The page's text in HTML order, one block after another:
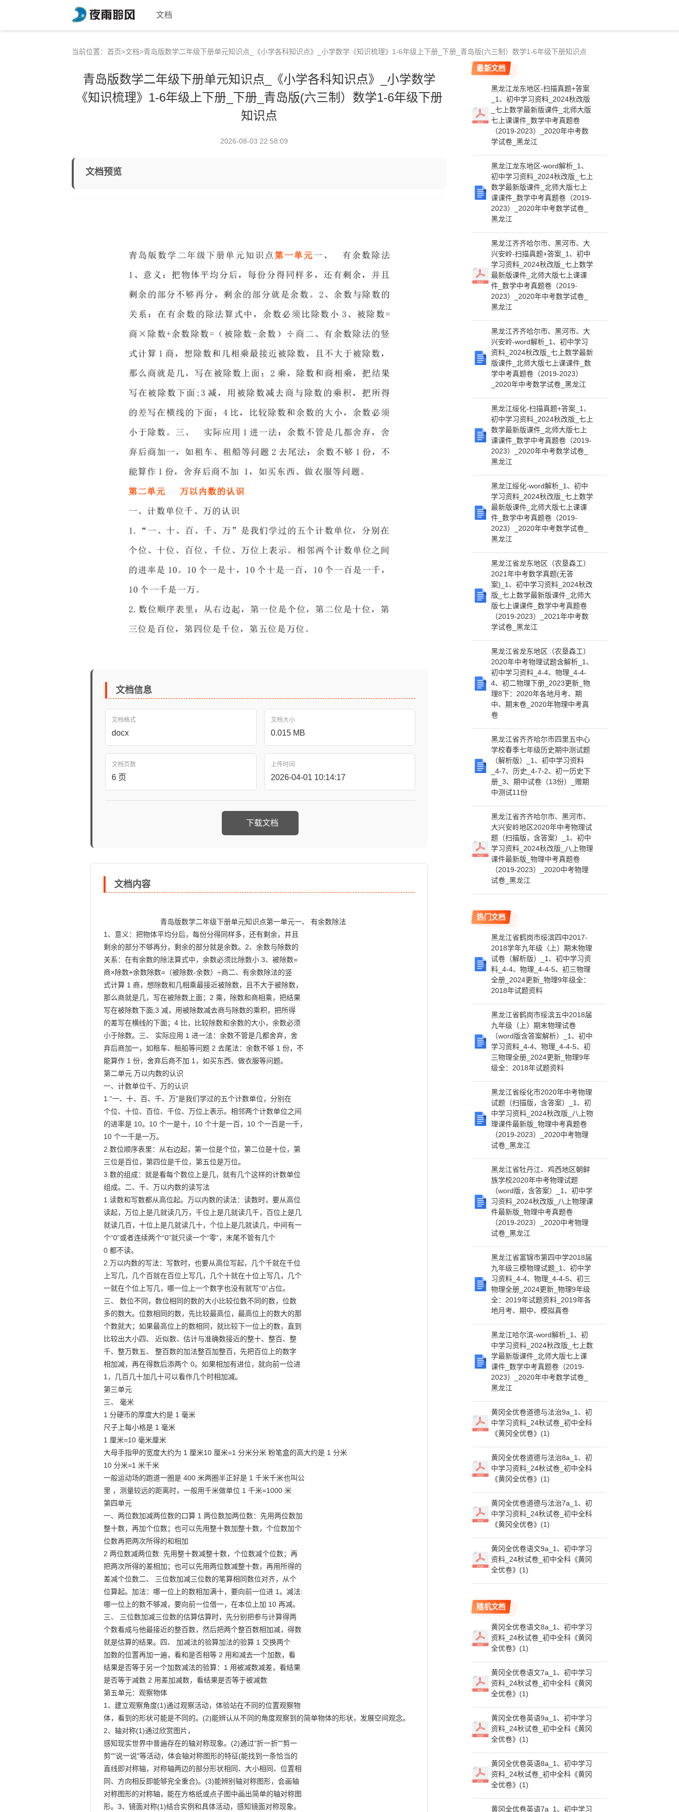
文档
当前位置： 首页>文档>青岛版数学二年级下册单元知识点_《小学各科知识点》_小学数学《知识梳理》1-6年级上下册_下册_青岛版(六三制）数学1-6年级下册知识点
青岛版数学二年级下册单元知识点_《小学各科知识点》_小学数学
《知识梳理》1-6年级上下册_下册_青岛版(六三制）数学1-6年级下册
知识点
2026-08-03 22:58:09
文档预览
文档信息
文档格式
docx
文档大小
0.015 MB
文档页数
6 页
上传时间
2026-04-01 10:14:17
下载文档
文档内容
                            青岛版数学二年级下册单元知识点第一单元一、 有余数除法
1、意义：把物体平均分后，每份分得同样多，还有剩余，并且
剩余的部分不够再分，剩余的部分就是余数。2、余数与除数的
关系：在有余数的除法算式中，余数必须比除数小 3、被除数=
商×除数+余数除数=（被除数-余数）÷商二、有余数除法的竖
式计算 1 商，想除数和几相乘最接近被除数，且不大于被除数，
那么商就是几，写在被除数上面；2 乘，除数和商相乘，把结果
写在被除数下面;3 减，用被除数减去商与除数的乘积，把所得
的差写在横线的下面；4 比，比较除数和余数的大小，余数必须
小于除数。三、 实际应用 1 进一法：余数不管是几都舍弃，舍
弃后商加一，如租车、租船等问题 2 去尾法：余数不够 1 份，不
能算作 1 份，舍弃后商不加 1，如买东西、做衣服等问题。
第二单元 万以内数的认识
一、计数单位千、万的认识
1.“一、十、百、千、万”是我们学过的五个计数单位，分别在
个位、十位、百位、千位、万位上表示。相邻两个计数单位之间
的进率是 10。10 个一是十，10 个十是一百，10 个一百是一千，
10 个一千是一万。
2.数位顺序表里：从右边起，第一位是个位，第二位是十位，第
三位是百位，第四位是千位，第五位是万位。
3.数的组成：就是看每个数位上是几，就有几个这样的计数单位
组成。二、千、万以内数的读写法
1.读数和写数都从高位起。万以内数的读法：读数时，要从高位
读起，万位上是几就读几万，千位上是几就读几千，百位上是几
就读几百，十位上是几就读几十，个位上是几就读几，中间有一
个“0”或者连续两个“0”就只读一个“零”，末尾不管有几个
0 都不读。
2.万以内数的写法：写数时，也要从高位写起，几个千就在千位
上写几，几个百就在百位上写几，几个十就在十位上写几，几个
一就在个位上写几，哪一位上一个数字也没有就写“0”占位。
三、 数位不同，数位相同的数的大小比较位数不同的数，位数
多的数大。位数相同的数，先比较最高位，最高位上的数大的那
个数就大；如果最高位上的数相同，就比较下一位上的数，直到
比较出大小四、 近似数、估计与准确数接近的整十、整百、整
千、整万数五、 整百数的加法整百加整百，先把百位上的数字
相加减，再在得数后添两个 0。如果相加有进位，就向前一位进
1，几百几十加几十可以看作几个时相加减。
第三单元
三、 毫米
1 分硬币的厚度大约是 1 毫米
尺子上每小格是 1 毫米
1 厘米=10 毫米厘米
大母手指甲的宽度大约为 1 厘米10 厘米=1 分米分米 粉笔盒的高大约是 1 分米
10 分米=1 米千米
一般运动场的跑道一圈是 400 米两圈半正好是 1 千米千米也叫公
里 ，测量较远的距离时，一般用千米做单位 1 千米=1000 米
第四单元
一、两位数加减两位数的口算 1 两位数加两位数：先用两位数加
整十数，再加个位数；也可以先用整十数加整十数，个位数加个
位数再把两次所得的和相加
2 两位数减两位数: 先用整十数减整十数，个位数减个位数；再
把两次所得的差相加；也可以先用两位数减整十数，再用所得的
差减个位数二、 三位数加减三位数的笔算相同数位对齐，从个
位算起。加法：哪一位上的数相加满十，要向前一位进 1。减法:
哪一位上的数不够减，要向前一位借一，在本位上加 10 再减。
三、 三位数加减三位数的估算估算时，先分别把参与计算得两
个数看成与他最接近的整百数，然后把两个整百数相加减，得数
就是估算的结果。四、 加减法的验算加法的验算 1 交换两个
加数的位置再加一遍，看和是否相等 2 用和减去一个加数，看
结果是否等于另一个加数减法的验算：1 用被减数减差，看结果
是否等于减数 2 用差加减数，看结果是否等于被减数
第五单元：观察物体
1、建立观察角度(1)通过观察活动，体验站在不同的位置观察物
体，看到的形状可能是不同的。(2)能辨认从不同的角度观察到的简单物体的形状，发展空间观念。
2、轴对称(1)通过欣赏图片，
感知现实世界中普遍存在的轴对称现象。(2)通过"折一折""剪一
剪""说一说"等活动，体会轴对称图形的特征(能找到一条恰当的
直线即对称轴，对称轴两边的部分形状相同、大小相同、位置相
同、方向相反即能够完全重合)。(3)能辨别轴对称图形，会画轴
对称图形的对称轴，能在方格纸或点子图中画出简单的轴对称图
形。3、镜面对称(1)结合实例和具体活动，感知镜面对称现象。
最新文档
黑龙江龙东地区-扫描真题+答案
_1、初中学习资料_2024秋改版
_七上数学最新版课件_北师大版
七上课课件_数学中考真题卷
（2019-2023）_2020年中考数
学试卷_黑龙江
黑龙江龙东地区-word解析_1、
初中学习资料_2024秋改版_七上
数学最新版课件_北师大版七上
课课件_数学中考真题卷（2019-
2023）_2020年中考数学试卷_
黑龙江
黑龙江齐齐哈尔市、黑河市、大
兴安岭-扫描真题+答案_1、初中
学习资料_2024秋改版_七上数学
最新版课件_北师大版七上课课
件_数学中考真题卷（2019-
2023）_2020年中考数学试卷_
黑龙江
黑龙江齐齐哈尔市、黑河市、大
兴安岭-word解析_1、初中学习
资料_2024秋改版_七上数学最新
版课件_北师大版七上课课件_数
学中考真题卷（2019-2023）
_2020年中考数学试卷_黑龙江
黑龙江绥化-扫描真题+答案_1、
初中学习资料_2024秋改版_七上
数学最新版课件_北师大版七上
课课件_数学中考真题卷（2019-
2023）_2020年中考数学试卷_
黑龙江
黑龙江绥化-word解析_1、初中
学习资料_2024秋改版_七上数学
最新版课件_北师大版七上课课
件_数学中考真题卷（2019-
2023）_2020年中考数学试卷_
黑龙江
黑龙江省龙东地区（农垦森工）
2021年中考数学真题(无答
案)_1、初中学习资料_2024秋改
版_七上数学最新版课件_北师大
版七上课课件_数学中考真题卷
（2019-2023）_2021年中考数
学试卷_黑龙江
黑龙江省龙东地区（农垦森工）
2020年中考物理试题含解析_1、
初中学习资料_4-4、物理_4-4-
4、初二物理下册_2023更新_物
理8下：2020年各地月考、期
中、期末卷_2020年物理中考真
卷
黑龙江省齐齐哈尔市四里五中心
学校春季七年级历史期中测试题
（解析版）_1、初中学习资料
_4-7、历史_4-7-2、初一历史下
册_3、期中试卷（13份）_赠期
中测试11份
黑龙江省齐齐哈尔市、黑河市、
大兴安岭地区2020年中考物理试
题（扫描版，含答案）_1、初中
学习资料_2024秋改版_八上物理
课件最新版_物理中考真题卷
（2019-2023）_2020中考物理
试卷_黑龙江
热门文档
黑龙江省鹤岗市绥滨四中2017-
2018学年九年级（上）期末物理
试卷（解析版）_1、初中学习资
料_4-4、物理_4-4-5、初三物理
全册_2024更新_物理9年级全：
2018年试题资料
黑龙江省鹤岗市绥滨五中2018届
九年级（上）期末物理试卷
（word版含答案解析）_1、初中
学习资料_4-4、物理_4-4-5、初
三物理全册_2024更新_物理9年
级全：2018年试题资料
黑龙江省绥化市2020年中考物理
试题（扫描版，含答案）_1、初
中学习资料_2024秋改版_八上物
理课件最新版_物理中考真题卷
（2019-2023）_2020中考物理
试卷_黑龙江
黑龙江省牡丹江、鸡西地区朝鲜
族学校2020年中考物理试题
（word版，含答案）_1、初中学
习资料_2024秋改版_八上物理课
件最新版_物理中考真题卷
（2019-2023）_2020中考物理
试卷_黑龙江
黑龙江省富锦市第四中学2018届
九年级三模物理试题_1、初中学
习资料_4-4、物理_4-4-5、初三
物理全册_2024更新_物理9年级
全：2019年试题资料_2019年各
地月考、期中、模拟真卷
黑龙江哈尔滨-word解析_1、初
中学习资料_2024秋改版_七上数
学最新版课件_北师大版七上课
课件_数学中考真题卷（2019-
2023）_2020年中考数学试卷_
黑龙江
黄冈全优卷道德与法治9a_1、初
中学习资料_24秋试卷_初中全科
《黄冈全优卷》(1)
黄冈全优卷道德与法治8a_1、初
中学习资料_24秋试卷_初中全科
《黄冈全优卷》(1)
黄冈全优卷道德与法治7a_1、初
中学习资料_24秋试卷_初中全科
《黄冈全优卷》(1)
黄冈全优卷语文9a_1、初中学习
资料_24秋试卷_初中全科《黄冈
全优卷》(1)
随机文档
黄冈全优卷语文8a_1、初中学习
资料_24秋试卷_初中全科《黄冈
全优卷》(1)
黄冈全优卷语文7a_1、初中学习
资料_24秋试卷_初中全科《黄冈
全优卷》(1)
黄冈全优卷英语9a_1、初中学习
资料_24秋试卷_初中全科《黄冈
全优卷》(1)
黄冈全优卷英语8a_1、初中学习
资料_24秋试卷_初中全科《黄冈
全优卷》(1)
黄冈全优卷英语7a_1、初中学习